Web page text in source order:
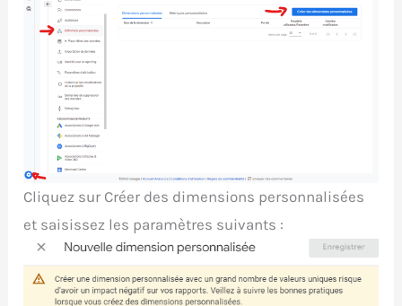
Cliquez sur Créer des dimensions personnalisées
et saisissez les paramètres suivants :